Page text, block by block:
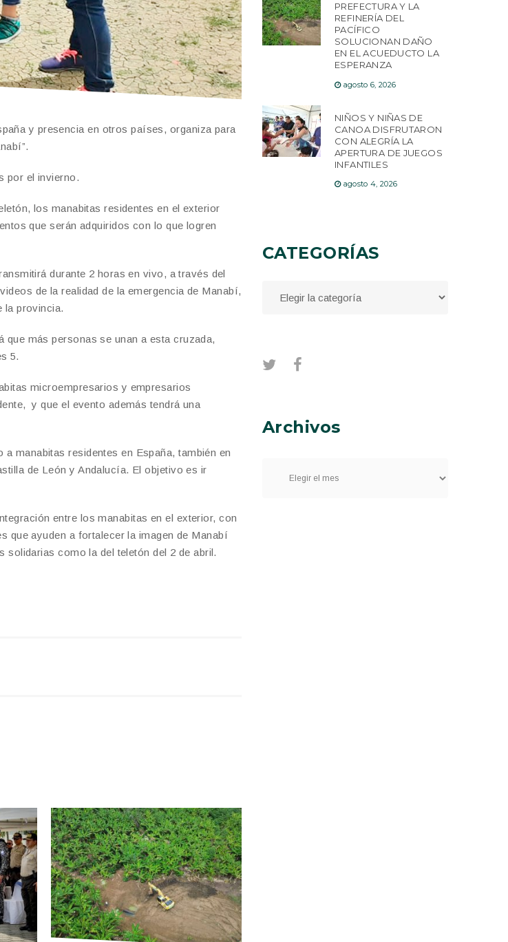
y presencia en otros países, organiza para
por el invierno.
los manabitas residentes en el exterior
que serán adquiridos con lo que logren
durante 2 horas en vivo, a través del
de la realidad de la emergencia de Manabí,
la provincia.
más personas se unan a esta cruzada,
5.
microempresarios y empresarios
y que el evento además tendrá una
manabitas residentes en España, también en
de León y Andalucía. El objetivo es ir
entre los manabitas en el exterior, con
que ayuden a fortalecer la imagen de Manabí
como la del teletón del 2 de abril.
PREFECTURA Y LA
REFINERÍA DEL
PACÍFICO
SOLUCIONAN DAÑO
EN EL ACUEDUCTO LA
ESPERANZA
agosto 6, 2026
NIÑOS Y NIÑAS DE
CANOA DISFRUTARON
CON ALEGRÍA LA
APERTURA DE JUEGOS
INFANTILES
agosto 4, 2026
CATEGORÍAS
Archivos